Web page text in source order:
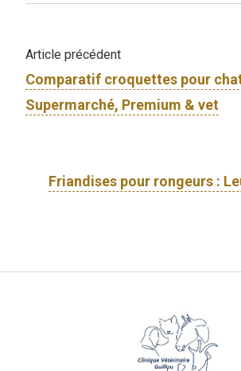
Article précédent
Comparatif croquettes pour
Supermarché, Premium & vet
Friandises pour rongeurs :